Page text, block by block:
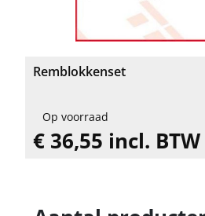
Remblokkenset
Op voorraad
€ 36,55 incl. BTW